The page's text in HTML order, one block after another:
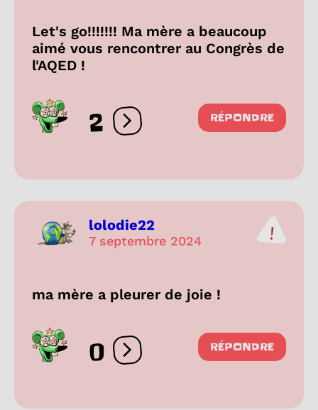
Let's go!!!!!!! Ma mère a beaucoup
aimé vous rencontrer au Congrès de
l'AQED !
2 Ouvrir les réactions
RÉPONDRE
lolodie22
7 septembre 2024
ma mère a pleurer de joie !
0 Ouvrir les réactions
RÉPONDRE